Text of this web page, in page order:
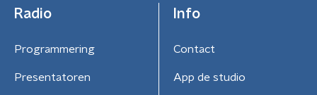
Radio
Programmering
Presentatoren
Info
Contact
App de studio